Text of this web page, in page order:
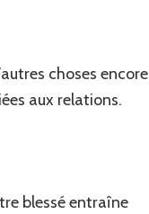
choses encore
aux relations.
blessé entraîne